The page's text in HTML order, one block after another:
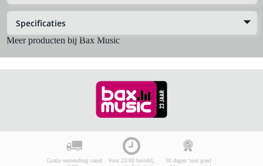
Specificaties
Meer producten bij Bax Music
Gratis verzending vanaf
Voor 23:00 besteld,
30 dagen 'niet goed